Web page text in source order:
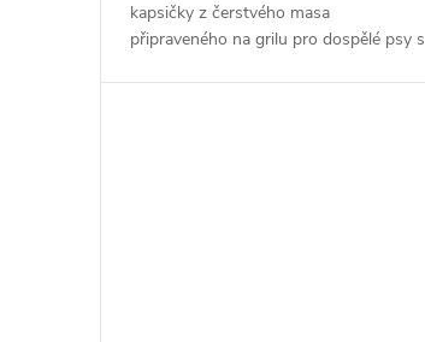
kapsičky z čerstvého masa
připraveného na grilu pro dospělé psy s